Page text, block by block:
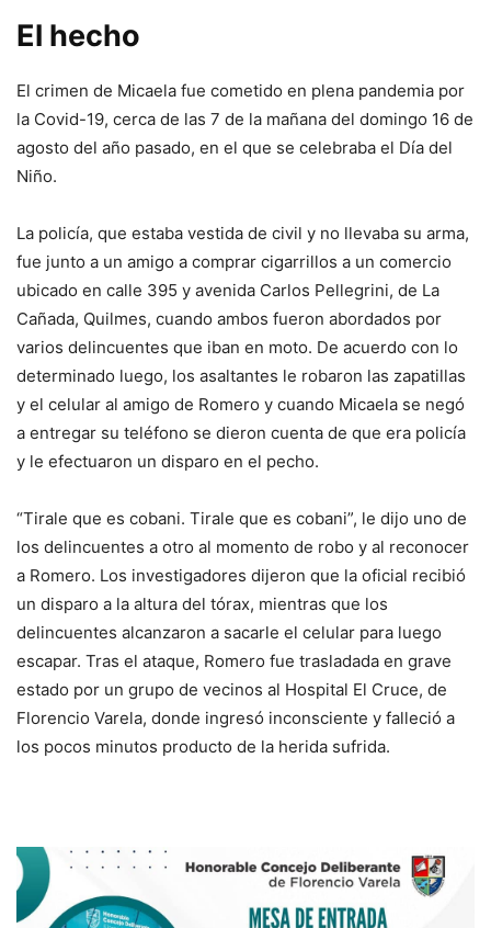
El hecho
El crimen de Micaela fue cometido en plena pandemia por
la Covid-19, cerca de las 7 de la mañana del domingo 16 de
agosto del año pasado, en el que se celebraba el Día del
Niño.
La policía, que estaba vestida de civil y no llevaba su arma,
fue junto a un amigo a comprar cigarrillos a un comercio
ubicado en calle 395 y avenida Carlos Pellegrini, de La
Cañada, Quilmes, cuando ambos fueron abordados por
varios delincuentes que iban en moto. De acuerdo con lo
determinado luego, los asaltantes le robaron las zapatillas
y el celular al amigo de Romero y cuando Micaela se negó
a entregar su teléfono se dieron cuenta de que era policía
y le efectuaron un disparo en el pecho.
“Tirale que es cobani. Tirale que es cobani”, le dijo uno de
los delincuentes a otro al momento de robo y al reconocer
a Romero. Los investigadores dijeron que la oficial recibió
un disparo a la altura del tórax, mientras que los
delincuentes alcanzaron a sacarle el celular para luego
escapar. Tras el ataque, Romero fue trasladada en grave
estado por un grupo de vecinos al Hospital El Cruce, de
Florencio Varela, donde ingresó inconsciente y falleció a
los pocos minutos producto de la herida sufrida.